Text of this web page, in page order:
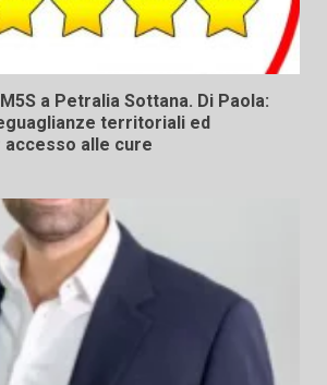
a Petralia Sottana. Di Paola:
territoriali ed
alle cure